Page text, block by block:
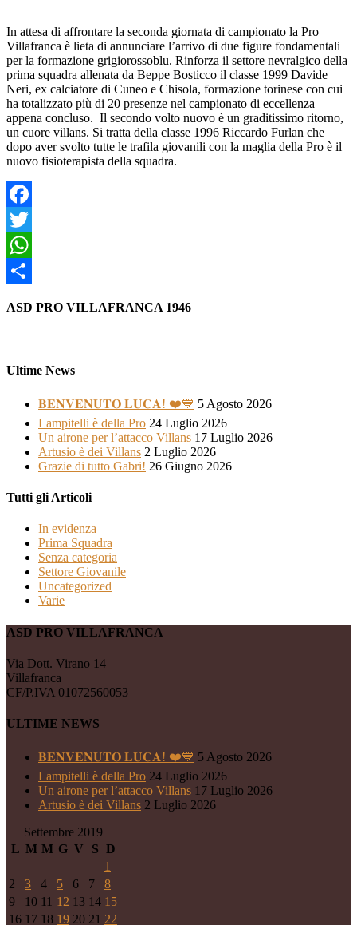
In attesa di affrontare la seconda giornata di campionato la Pro
Villafranca è lieta di annunciare l’arrivo di due figure fondamentali
per la formazione grigiorossoblu. Rinforza il settore nevralgico della
prima squadra allenata da Beppe Bosticco il classe 1999 Davide
Neri, ex calciatore di Cuneo e Chisola, formazione torinese con cui
ha totalizzato più di 20 presenze nel campionato di eccellenza
appena concluso. Il secondo volto nuovo è un graditissimo ritorno,
un cuore villans. Si tratta della classe 1996 Riccardo Furlan che
dopo aver svolto tutte le trafila giovanili con la maglia della Pro è il
nuovo fisioterapista della squadra.
Facebook
Twitter
WhatsApp
ASD PRO VILLAFRANCA 1946
Ultime News
𝐁𝐄𝐍𝐕𝐄𝐍𝐔𝐓𝐎 𝐋𝐔𝐂𝐀! ❤️💙 5 Agosto 2026
Lampitelli è della Pro 24 Luglio 2026
Un airone per l’attacco Villans 17 Luglio 2026
Artusio è dei Villans 2 Luglio 2026
Grazie di tutto Gabri! 26 Giugno 2026
Tutti gli Articoli
In evidenza
Prima Squadra
Senza categoria
Settore Giovanile
Uncategorized
Varie
ASD PRO VILLAFRANCA
Via Dott. Virano 14
Villafranca
CF/P.IVA 01072560053
ULTIME NEWS
𝐁𝐄𝐍𝐕𝐄𝐍𝐔𝐓𝐎 𝐋𝐔𝐂𝐀! ❤️💙 5 Agosto 2026
Lampitelli è della Pro 24 Luglio 2026
Un airone per l’attacco Villans 17 Luglio 2026
Artusio è dei Villans 2 Luglio 2026
Settembre 2019
L M M G V S D
1
2
3 4 5 6 7
8
9
10 11 12 13 14 15
16 17 18 19 20 21 22